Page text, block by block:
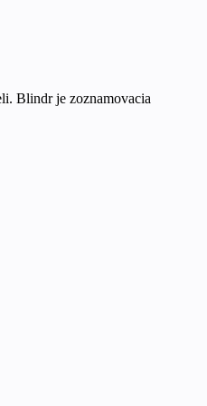
Blindr je zoznamovacia